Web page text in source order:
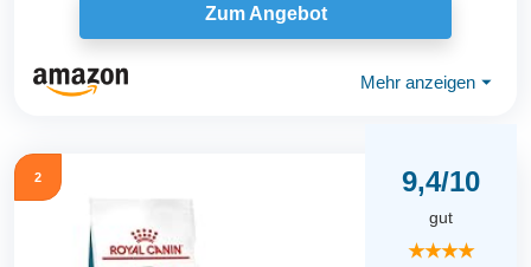
Zum Angebot
Mehr anzeigen ⏷
2 9,4/10
gut
★★★★